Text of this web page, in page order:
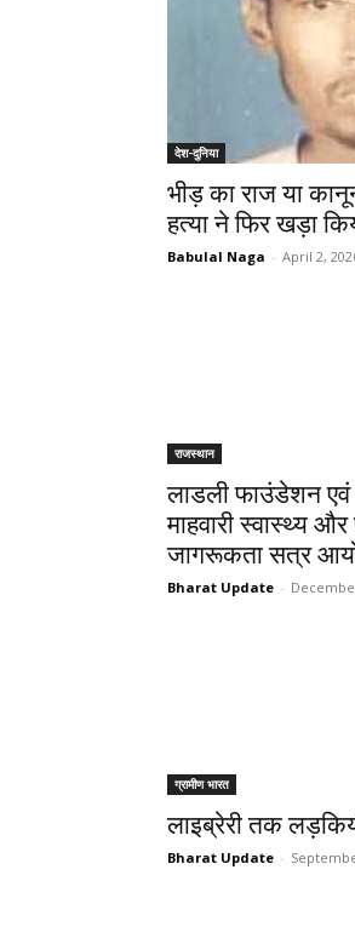
देश-दुनिया
भीड़ का राज या
हत्या ने फिर खड़ा
Babulal Naga - April 2,
राजस्थान
लाडली फाउंडेशन एवं
माहवारी स्वास्थ्य
जागरूकता सत्र
Bharat Update -
ग्रामीण भारत
लाइब्रेरी तक
Bharat Update -